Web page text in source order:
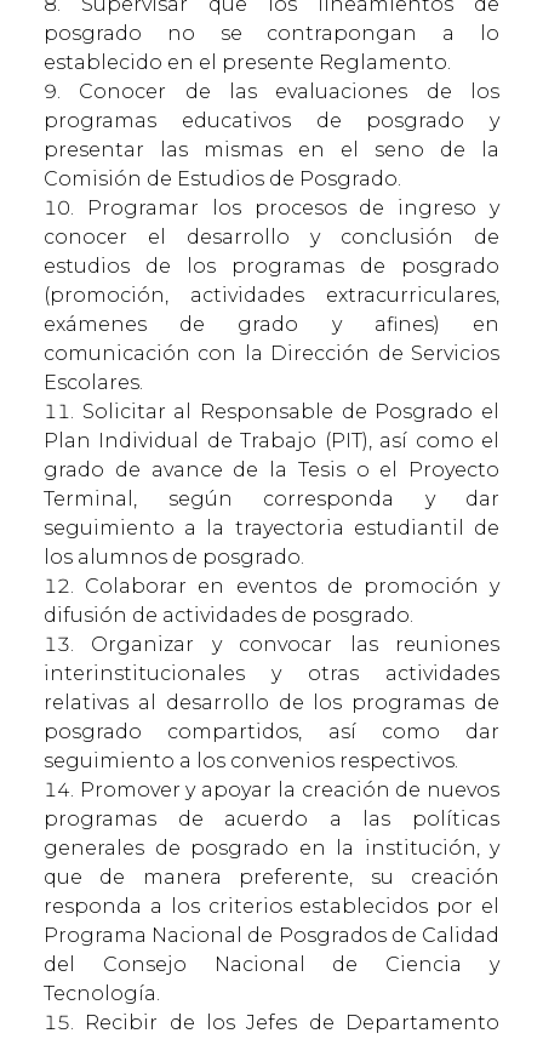
posgrado no se contrapongan a lo
establecido en el presente Reglamento.
Conocer de las evaluaciones de los
programas educativos de posgrado y
presentar las mismas en el seno de la
Comisión de Estudios de Posgrado.
Programar los procesos de ingreso y
conocer el desarrollo y conclusión de
estudios de los programas de posgrado
(promoción, actividades extracurriculares,
exámenes de grado y afines) en
comunicación con la Dirección de Servicios
Escolares.
Solicitar al Responsable de Posgrado el
Plan Individual de Trabajo (PIT), así como el
grado de avance de la Tesis o el Proyecto
Terminal, según corresponda y dar
seguimiento a la trayectoria estudiantil de
los alumnos de posgrado.
Colaborar en eventos de promoción y
difusión de actividades de posgrado.
Organizar y convocar las reuniones
interinstitucionales y otras actividades
relativas al desarrollo de los programas de
posgrado compartidos, así como dar
seguimiento a los convenios respectivos.
Promover y apoyar la creación de nuevos
programas de acuerdo a las políticas
generales de posgrado en la institución, y
que de manera preferente, su creación
responda a los criterios establecidos por el
Programa Nacional de Posgrados de Calidad
del Consejo Nacional de Ciencia y
Tecnología.
Recibir de los Jefes de Departamento